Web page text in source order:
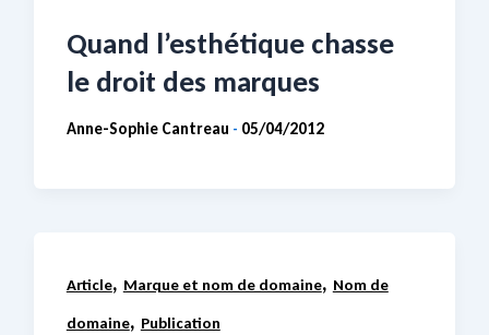
Quand l’esthétique chasse
le droit des marques
Anne-Sophie Cantreau - 05/04/2012
Article, Marque et nom de domaine, Nom de
domaine, Publication